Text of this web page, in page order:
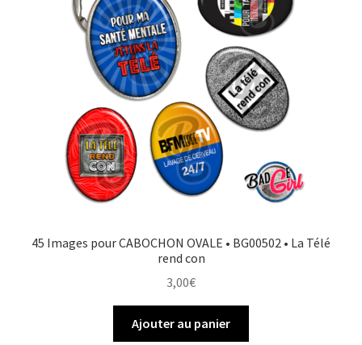
45 Images pour CABOCHON OVALE • BG00502 • La Télé
rend con
3,00€
Ajouter au panier